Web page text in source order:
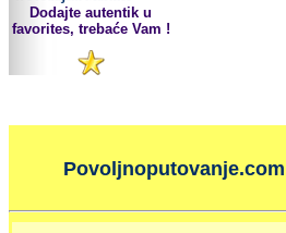
Dodajte autentik u
favorites, trebaće Vam !
Povoljnoputovanje.com